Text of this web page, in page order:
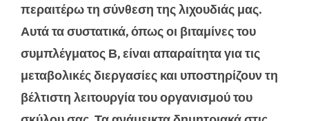
περαιτέρω τη σύνθεση της λιχουδιάς μας.
Αυτά τα συστατικά, όπως οι βιταμίνες του
συμπλέγματος Β, είναι απαραίτητα για τις
μεταβολικές διεργασίες και υποστηρίζουν τη
βέλτιστη λειτουργία του οργανισμού του